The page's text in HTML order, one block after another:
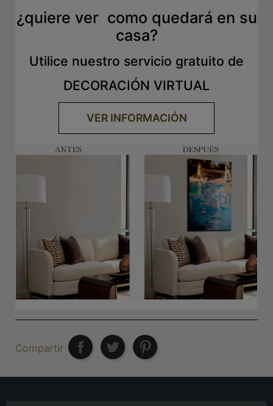
¿quiere ver como quedará en su
casa?
Utilice nuestro servicio gratuito de
DECORACIÓN VIRTUAL
VER INFORMACIÓN
Compartir